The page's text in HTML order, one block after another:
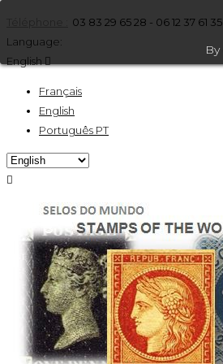
03 83 29 65 28 - 06 12 37 61 35
Language:
English 
Français
English
Português PT
